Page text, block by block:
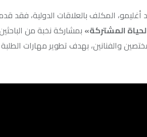
بالعلاقات الدولية، فقد قدم عرضًا حول
بمشاركة نخبة من الباحثين
بهدف تطوير مهارات الطلبة